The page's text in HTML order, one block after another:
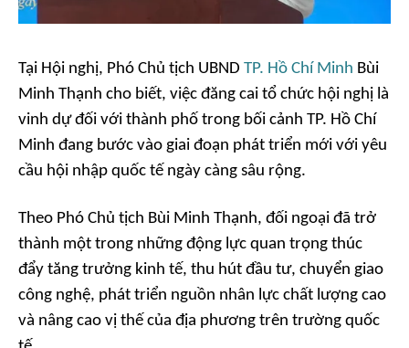
Tại Hội nghị, Phó Chủ tịch UBND TP. Hồ Chí Minh Bùi
Minh Thạnh cho biết, việc đăng cai tổ chức hội nghị là
vinh dự đối với thành phố trong bối cảnh TP. Hồ Chí
Minh đang bước vào giai đoạn phát triển mới với yêu
cầu hội nhập quốc tế ngày càng sâu rộng.
Theo Phó Chủ tịch Bùi Minh Thạnh, đối ngoại đã trở
thành một trong những động lực quan trọng thúc
đẩy tăng trưởng kinh tế, thu hút đầu tư, chuyển giao
công nghệ, phát triển nguồn nhân lực chất lượng cao
và nâng cao vị thế của địa phương trên trường quốc